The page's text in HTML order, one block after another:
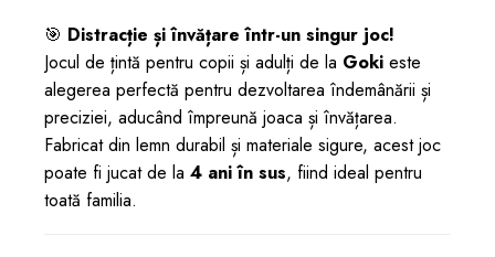
🎯 Distracție și învățare într-un singur joc!
Jocul de țintă pentru copii și adulți de la Goki este
alegerea perfectă pentru dezvoltarea îndemânării și
preciziei, aducând împreună joaca și învățarea.
Fabricat din lemn durabil și materiale sigure, acest joc
poate fi jucat de la 4 ani în sus, fiind ideal pentru
toată familia.